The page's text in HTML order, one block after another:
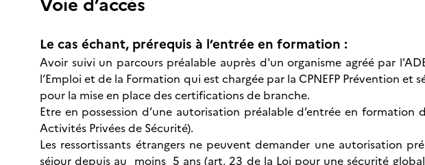
Le cas échant, prérequis à l’entrée en formation :
Avoir suivi un parcours préalable auprès d'un organisme agréé par
l’Emploi et de la Formation qui est chargée par la CPNEFP Prévention et
pour la mise en place des certifications de branche.
Etre en possession d’une autorisation préalable d’entrée en formation
Activités Privées de Sécurité).
Les ressortissants étrangers ne peuvent demander une autorisation
séjour depuis au moins 5 ans (art. 23 de la Loi pour une sécurité